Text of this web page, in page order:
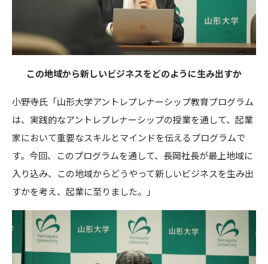
この地域から新しいビジネスをどのように生み出すか
小野寺氏「山形大学アントレプレナーシップ教育プログラム
は、実践的なアントレプレナーシップの授業を通して、起業
家において重要なスキルとマインドを伝えるプログラムで
す。今回、このプログラムを通して、長岡社長が最上地域に
入り込み、この地域からどうやって新しいビジネスを生み出
すかを考え、起業に至りました。」